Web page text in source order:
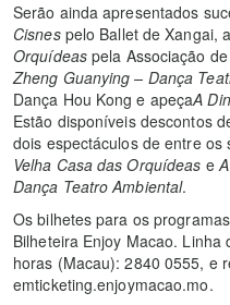
Serão ainda apresentados
Cisnespelo Ballet de Xangai,
Orquídeaspela Associação
Zheng Guanying – Dança
Dança Hou Kong e apeçaA
Estão disponíveis descontos
dois espectáculos de entre os
Velha Casa das Orquídeas e
Dança Teatro Ambiental.
Os bilhetes para os
Bilheteira Enjoy Macao.
horas (Macau): 2840 0555, e
emticketing.enjoymacao.mo.